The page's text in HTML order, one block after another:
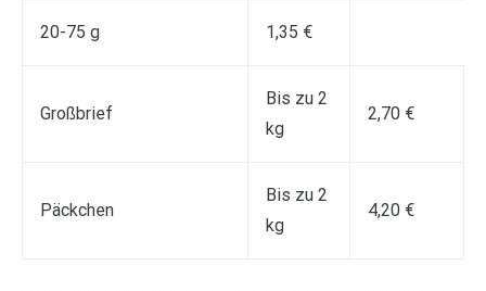
20-75 g 1,35 €
Großbrief
Bis zu 2
kg
2,70 €
Päckchen
Bis zu 2
kg
4,20 €